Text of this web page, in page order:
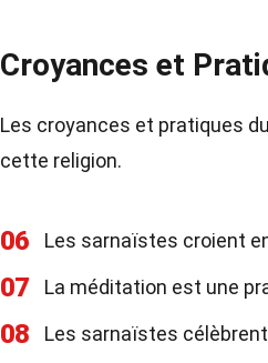
Croyances et
Les croyances et pratiques
cette religion.
06 Les sarnaïstes croient
07 La méditation est une
08 Les sarnaïstes